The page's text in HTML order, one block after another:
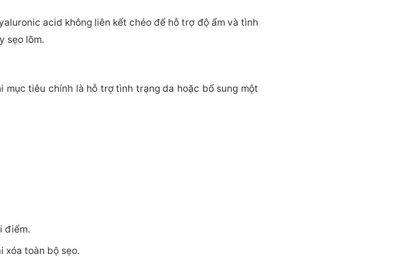
acid không liên kết chéo để hỗ trợ độ ẩm và tình
sẹo lõm.
mục tiêu chính là hỗ trợ tình trạng da hoặc bổ sung một
điểm.
xóa toàn bộ sẹo.